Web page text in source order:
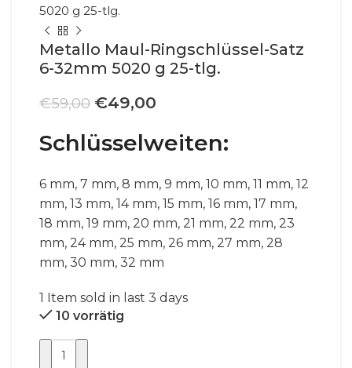
5020 g 25-tlg.
Metallo Maul-Ringschlüssel-Satz
6-32mm 5020 g 25-tlg.
€59,00 Ursprünglicher
war:
€49,00
ist:
Schlüsselweiten:
6 mm, 7 mm, 8 mm, 9 mm, 10 mm, 11 mm, 12
mm, 13 mm, 14 mm, 15 mm, 16 mm, 17 mm,
18 mm, 19 mm, 20 mm, 21 mm, 22 mm, 23
mm, 24 mm, 25 mm, 26 mm, 27 mm, 28
mm, 30 mm, 32 mm
1 Item sold in last 3 days
10 vorrätig